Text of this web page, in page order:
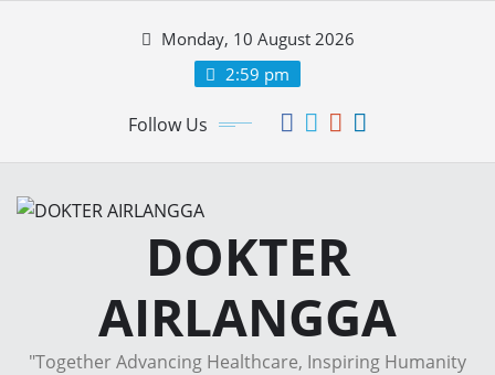
Monday, 10 August 2026
2:59 pm
Follow Us
DOKTER
AIRLANGGA
"Together Advancing Healthcare, Inspiring Humanity